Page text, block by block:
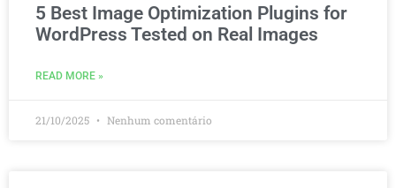
5 Best Image Optimization Plugins for
WordPress Tested on Real Images
READ MORE »
21/10/2025 Nenhum comentário